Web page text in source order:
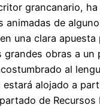
grancanario, ha
animadas de
una clara
grandes obras a un
al
estará alojado a
de Recursos